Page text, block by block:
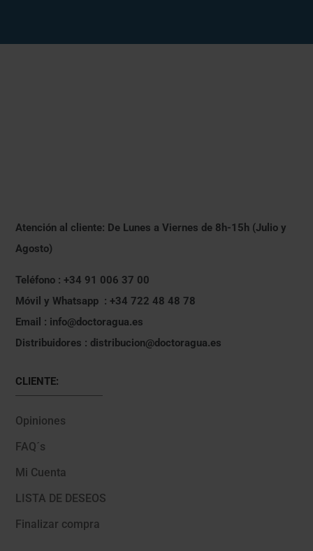
Atención al cliente: De Lunes a Viernes de 8h-15h (Julio y
Agosto)
Teléfono : +34 91 006 37 00
Móvil y Whatsapp : +34 722 48 48 78
Email : info@doctoragua.es
Distribuidores : distribucion@doctoragua.es
CLIENTE:
Opiniones
FAQ´s
Mi Cuenta
LISTA DE DESEOS
Finalizar compra